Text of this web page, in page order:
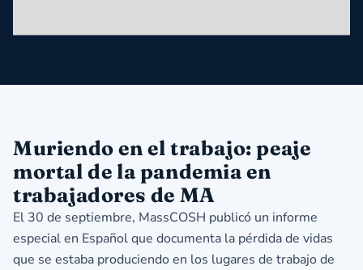
Muriendo en el trabajo: peaje
mortal de la pandemia en
trabajadores de MA
El 30 de septiembre, MassCOSH publicó un informe
especial en Español que documenta la pérdida de vidas
que se estaba produciendo en los lugares de trabajo de